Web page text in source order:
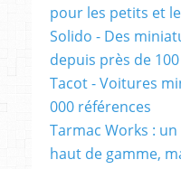
pour les petits et
Solido - Des
depuis près de
Tacot - Voitures
000 références
Tarmac Works :
haut de gamme,